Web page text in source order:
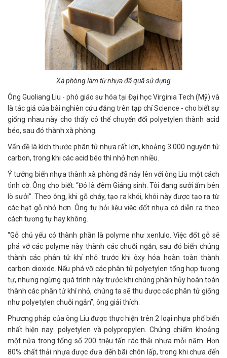
Xà phòng làm từ nhựa đã quã sử dụng
Ông Guoliang Liu - phó giáo sư hóa tại Đại học Virginia Tech (Mỹ) và
là tác giả của bài nghiên cứu đăng trên tạp chí Science - cho biết sự
giống nhau này cho thấy có thể chuyển đổi polyetylen thành acid
béo, sau đó thành xà phòng.
Vấn đề là kích thước phân tử nhựa rất lớn, khoảng 3.000 nguyên tử
carbon, trong khi các acid béo thì nhỏ hơn nhiều.
Ý tưởng biến nhựa thành xà phòng đã nảy lên với ông Liu một cách
tình cờ. Ông cho biết: “Đó là đêm Giáng sinh. Tôi đang sưởi ấm bên
lò sưởi”. Theo ông, khi gỗ cháy, tạo ra khói, khói này được tạo ra từ
các hạt gỗ nhỏ hơn. Ông tự hỏi liệu việc đốt nhựa có diễn ra theo
cách tương tự hay không.
“Gỗ chủ yếu có thành phần là polyme như xenlulo. Việc đốt gỗ sẽ
phá vỡ các polyme này thành các chuỗi ngắn, sau đó biến chúng
thành các phân tử khí nhỏ trước khi ôxy hóa hoàn toàn thành
carbon dioxide. Nếu phá vỡ các phân tử polyetylen tổng hợp tương
tự, nhưng ngừng quá trình này trước khi chúng phân hủy hoàn toàn
thành các phân tử khí nhỏ, chúng ta sẽ thu được các phân tử giống
như polyetylen chuỗi ngắn”, ông giải thích.
Phương pháp của ông Liu được thực hiện trên 2 loại nhựa phổ biến
nhất hiện nay: polyetylen và polypropylen. Chúng chiếm khoảng
một nửa trong tổng số 200 triệu tấn rác thải nhựa mỗi năm. Hơn
80% chất thải nhựa được đưa đến bãi chôn lấp, trong khi chưa đến